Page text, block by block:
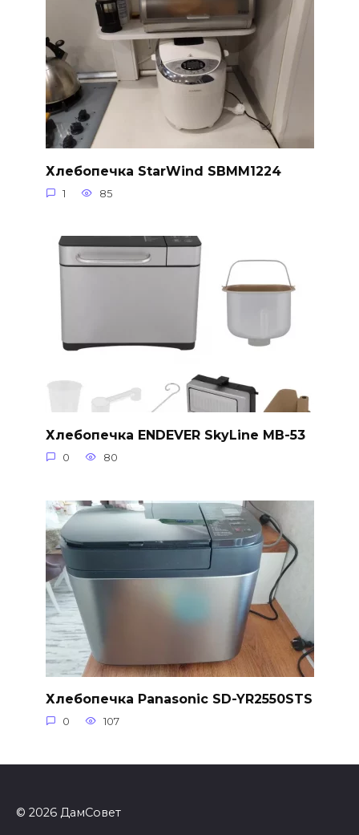
Хлебопечка StarWind SBMM1224
1 85
Хлебопечка ENDEVER SkyLine MB-53
0 80
Хлебопечка Panasonic SD-YR2550STS
0 107
© 2026 ДамСовет